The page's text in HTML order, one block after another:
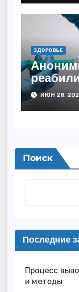
ЗДОРОВЬЕ
сИЮН 28,
Поиск
Последние
Процесс
и методы